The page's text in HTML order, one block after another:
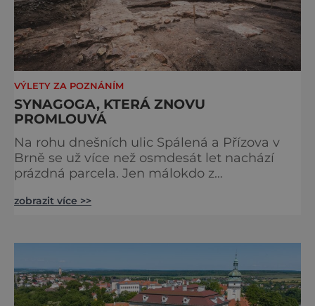
VÝLETY ZA POZNÁNÍM
SYNAGOGA, KTERÁ ZNOVU
PROMLOUVÁ
Na rohu dnešních ulic Spálená a Přízova v
Brně se už více než osmdesát let nachází
prázdná parcela. Jen málokdo z
z největších synagog v českých zemích –
Velká synagoga byla slavnostně otevřena v
roce 1856, v době, kdy se město proměňovalo
v p
zobrazit více >>